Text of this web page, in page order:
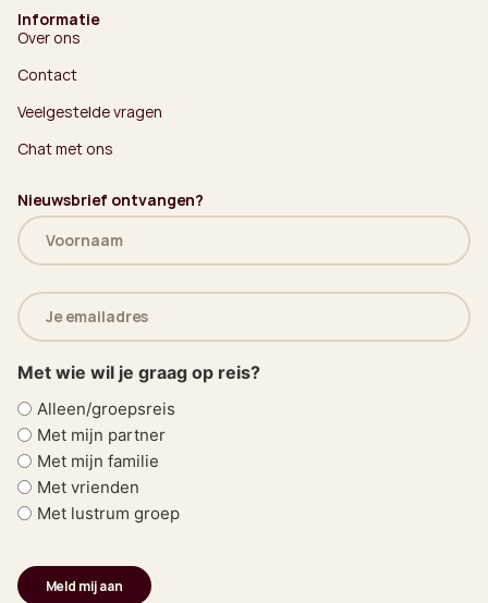
Informatie
Over ons
Contact
Veelgestelde vragen
Chat met ons
Nieuwsbrief ontvangen?
Naam
(Vereist)
E-
mailadres
(Vereist)
Met wie wil je graag op reis?
Alleen/groepsreis
Met mijn partner
Met mijn familie
Met vrienden
Met lustrum groep